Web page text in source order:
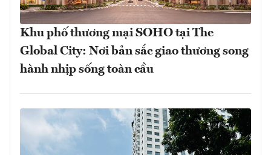
Khu phố thương mại SOHO tại The
Global City: Nơi bản sắc giao thương song
hành nhịp sống toàn cầu